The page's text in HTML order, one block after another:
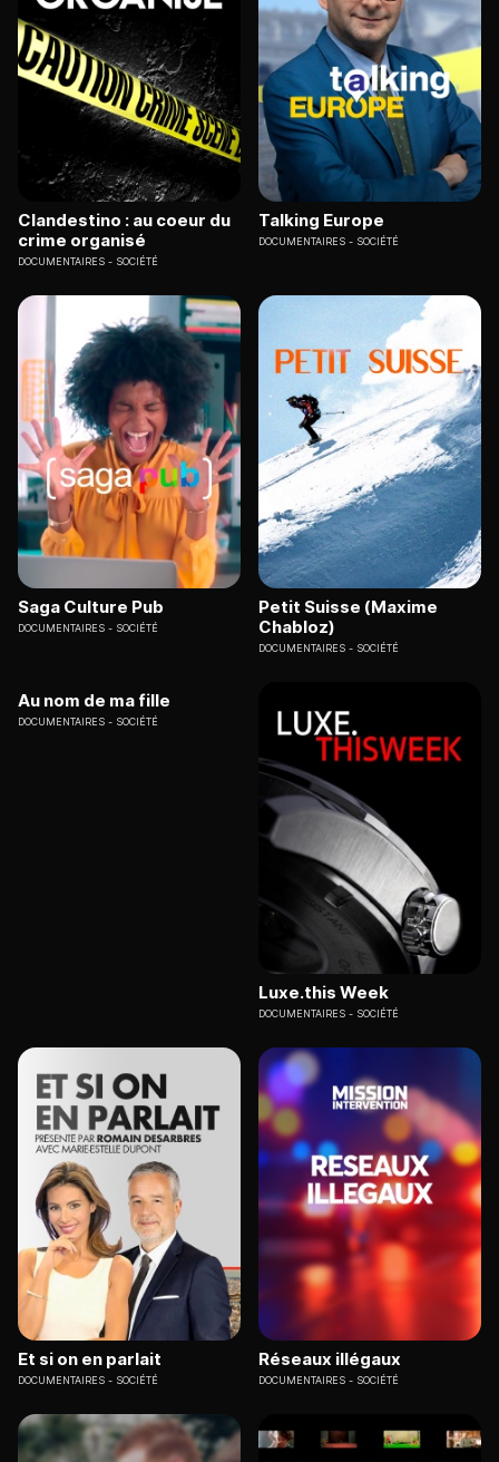
Clandestino : au coeur du
crime organisé
DOCUMENTAIRES SOCIÉTÉ
Talking Europe
DOCUMENTAIRES SOCIÉTÉ
Saga Culture Pub
DOCUMENTAIRES SOCIÉTÉ
Petit Suisse (Maxime
Chabloz)
DOCUMENTAIRES SOCIÉTÉ
Au nom de ma fille
DOCUMENTAIRES SOCIÉTÉ
Luxe.this Week
DOCUMENTAIRES SOCIÉTÉ
Et si on en parlait
DOCUMENTAIRES SOCIÉTÉ
Réseaux illégaux
DOCUMENTAIRES SOCIÉTÉ